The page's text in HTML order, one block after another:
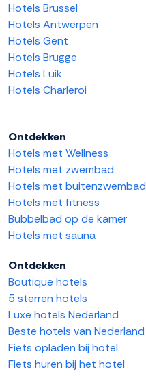
Hotels Brussel
Hotels Antwerpen
Hotels Gent
Hotels Brugge
Hotels Luik
Hotels Charleroi
Ontdekken
Hotels met Wellness
Hotels met zwembad
Hotels met buitenzwembad
Hotels met fitness
Bubbelbad op de kamer
Hotels met sauna
Ontdekken
Boutique hotels
5 sterren hotels
Luxe hotels Nederland
Beste hotels van Nederland
Fiets opladen bij hotel
Fiets huren bij het hotel